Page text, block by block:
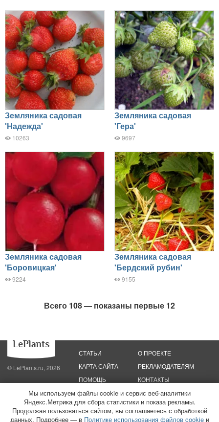
Земляника садовая
'Надежда'
10263
Земляника садовая
'Гера'
9697
Земляника садовая
'Боровицкая'
9224
Земляника садовая
'Бердский рубин'
9155
Всего 108 — показаны первые 12
© LePlants.ru, 2026
СТАТЬИ
КАРТА САЙТА
ПОМОЩЬ
О ПРОЕКТЕ
РЕКЛАМОДАТЕЛЯМ
КОНТАКТЫ
Политика конфиденциальности
Политика использования файлов cookie
Пользовательское соглашение
Редакционные стандарты
Мы используем файлы cookie и сервис веб-аналитики
Яндекс.Метрика для сбора статистики и показа рекламы.
Продолжая пользоваться сайтом, вы соглашаетесь с обработкой
данных. Подробнее — в Политике использования файлов cookieи